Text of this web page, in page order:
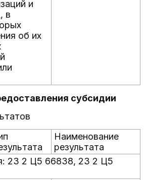
и
в
об их
субсидии
Наименование
результата
23 2 Ц5 66838, 23 2 Ц5